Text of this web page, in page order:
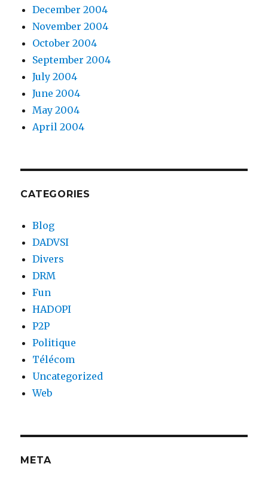
December 2004
November 2004
October 2004
September 2004
July 2004
June 2004
May 2004
April 2004
CATEGORIES
Blog
DADVSI
Divers
DRM
Fun
HADOPI
P2P
Politique
Télécom
Uncategorized
Web
META